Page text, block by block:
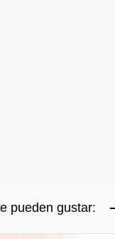
pueden gustar: